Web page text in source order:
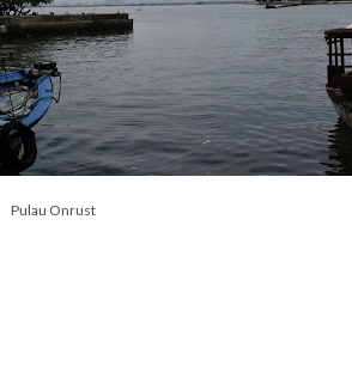
Pulau Onrust